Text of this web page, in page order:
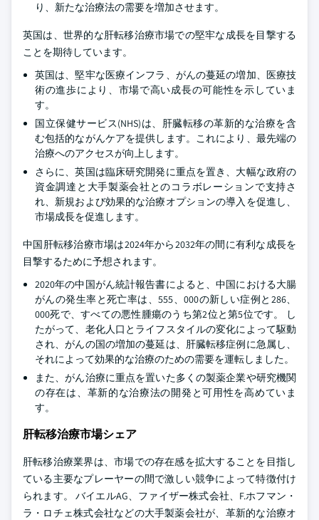
り、新たな治療法の需要を増加させます。
英国は、世界的な肝転移治療市場での堅牢な成長を目撃する
ことを期待しています。
英国は、堅牢な医療インフラ、がんの蔓延の増加、医療技
術の進歩により、市場で高い成長の可能性を示していま
す。
国立保健サービス(NHS)は、肝臓転移の革新的な治療を含
む包括的ながんケアを提供します。これにより、最先端の
治療へのアクセスが向上します。
さらに、英国は臨床研究開発に重点を置き、大幅な政府の
資金調達と大手製薬会社とのコラボレーションで支持さ
れ、新規および効果的な治療オプションの導入を促進し、
市場成長を促進します。
中国肝転移治療市場は2024年から2032年の間に有利な成長を
目撃するために予想されます。
2020年の中国がん統計報告書によると、中国における大腸
がんの発生率と死亡率は、555、000の新しい症例と286、
000死で、すべての悪性腫瘍のうち第2位と第5位です。 し
たがって、老化人口とライフスタイルの変化によって駆動
され、がんの国の増加の蔓延は、肝臓転移症例に急属し、
それによって効果的な治療のための需要を運転しました。
また、がん治療に重点を置いた多くの製薬企業や研究機関
の存在は、革新的な治療法の開発と可用性を高めていま
す。
肝転移治療市場シェア
肝転移治療業界は、市場での存在感を拡大することを目指し
ている主要なプレーヤーの間で激しい競争によって特徴付け
られます。 バイエルAG、ファイザー株式会社、F.ホフマン・
ラ・ロチェ株式会社などの大手製薬会社が、革新的な治療オ